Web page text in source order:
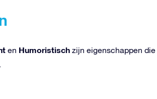
en Humoristisch zijn eigenschappen